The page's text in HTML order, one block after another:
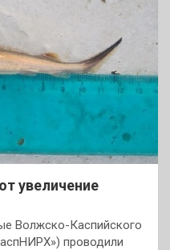
увеличение
Волжско-Каспийского
проводили